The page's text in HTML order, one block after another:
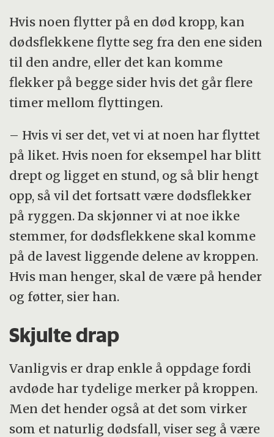
Hvis noen flytter på en død kropp, kan
dødsflekkene flytte seg fra den ene siden
til den andre, eller det kan komme
flekker på begge sider hvis det går flere
timer mellom flyttingen.
– Hvis vi ser det, vet vi at noen har flyttet
på liket. Hvis noen for eksempel har blitt
drept og ligget en stund, og så blir hengt
opp, så vil det fortsatt være dødsflekker
på ryggen. Da skjønner vi at noe ikke
stemmer, for dødsflekkene skal komme
på de lavest liggende delene av kroppen.
Hvis man henger, skal de være på hender
og føtter, sier han.
Skjulte drap
Vanligvis er drap enkle å oppdage fordi
avdøde har tydelige merker på kroppen.
Men det hender også at det som virker
som et naturlig dødsfall, viser seg å være